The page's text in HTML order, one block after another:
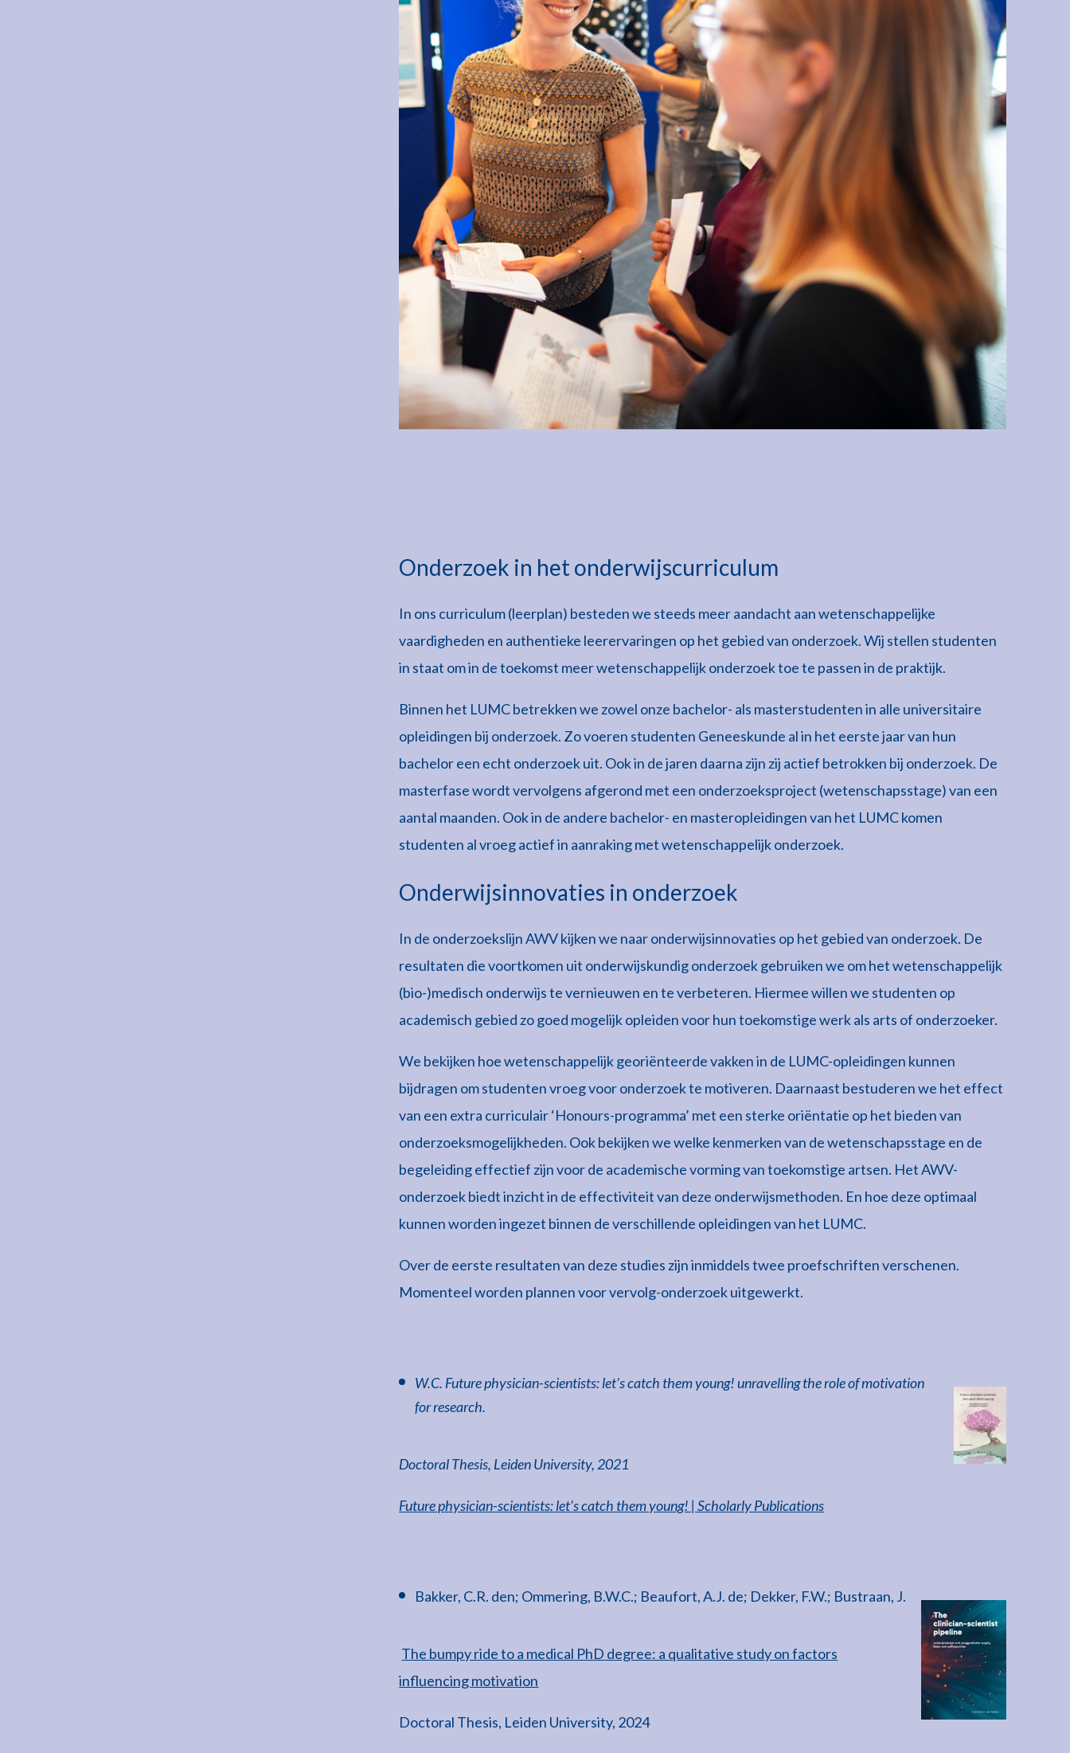
Onderzoek in het onderwijscurriculum
In ons curriculum (leerplan) besteden we steeds meer aandacht aan wetenschappelijke
vaardigheden en authentieke leerervaringen op het gebied van onderzoek. Wij stellen studenten
in staat om in de toekomst meer wetenschappelijk onderzoek toe te passen in de praktijk.
Binnen het LUMC betrekken we zowel onze bachelor- als masterstudenten in alle universitaire
opleidingen bij onderzoek. Zo voeren studenten Geneeskunde al in het eerste jaar van hun
bachelor een echt onderzoek uit. Ook in de jaren daarna zijn zij actief betrokken bij onderzoek. De
masterfase wordt vervolgens afgerond met een onderzoeksproject (wetenschapsstage) van een
aantal maanden. Ook in de andere bachelor- en masteropleidingen van het LUMC komen
studenten al vroeg actief in aanraking met wetenschappelijk onderzoek.
Onderwijsinnovaties in onderzoek
In de onderzoekslijn AWV kijken we naar onderwijsinnovaties op het gebied van onderzoek. De
resultaten die voortkomen uit onderwijskundig onderzoek gebruiken we om het wetenschappelijk
(bio-)medisch onderwijs te vernieuwen en te verbeteren. Hiermee willen we studenten op
academisch gebied zo goed mogelijk opleiden voor hun toekomstige werk als arts of onderzoeker.
We bekijken hoe wetenschappelijk georiënteerde vakken in de LUMC-opleidingen kunnen
bijdragen om studenten vroeg voor onderzoek te motiveren. Daarnaast bestuderen we het effect
van een extra curriculair ‘Honours-programma’ met een sterke oriëntatie op het bieden van
onderzoeksmogelijkheden. Ook bekijken we welke kenmerken van de wetenschapsstage en de
begeleiding effectief zijn voor de academische vorming van toekomstige artsen. Het AWV-
onderzoek biedt inzicht in de effectiviteit van deze onderwijsmethoden. En hoe deze optimaal
kunnen worden ingezet binnen de verschillende opleidingen van het LUMC.
Over de eerste resultaten van deze studies zijn inmiddels twee proefschriften verschenen.
Momenteel worden plannen voor vervolg-onderzoek uitgewerkt.
W.C. Future physician-scientists: let's catch them young! unravelling therole of motivation
for research.
Doctoral Thesis, Leiden University, 2021
Future physician-scientists: let's catch them young! | Scholarly Publications
Bakker, C.R. den; Ommering, B.W.C.; Beaufort, A.J. de; Dekker, F.W.; Bustraan, J.
The bumpy ride to a medical PhD degree: a qualitative study on factors
influencing motivation
Doctoral Thesis, Leiden University, 2024